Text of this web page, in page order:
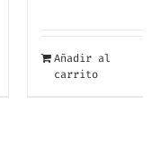
Añadir al
carrito